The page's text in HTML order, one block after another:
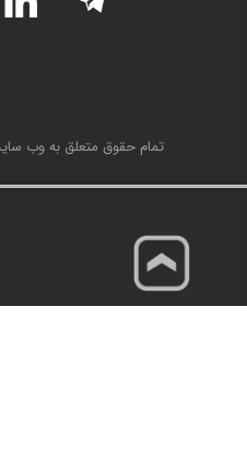
تمام حقوق متعلق به وب